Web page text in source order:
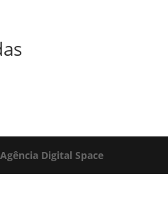
Agência Digital Space